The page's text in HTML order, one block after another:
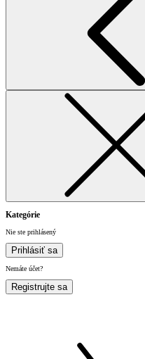
Kategórie
Nie ste prihlásený
Prihlásiť sa
Nemáte účet?
Registrujte sa